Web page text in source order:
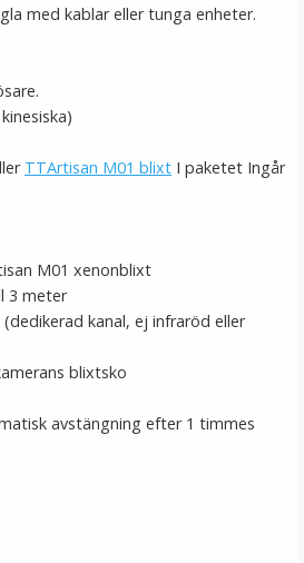
RGB LED-belysning –
som en Filmrulle
★
199 kr
I VARUKORG
med kablar eller tunga enheter.
TTArtisan M01 blixt I paketet Ingår
M01 xenonblixt
3 meter
kanal, ej infraröd eller
blixtsko
avstängning efter 1 timmes